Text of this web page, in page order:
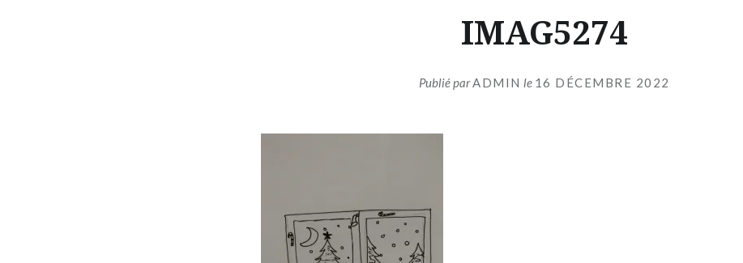
IMAG5274
Publié parADMIN le 16 DÉCEMBRE 2022